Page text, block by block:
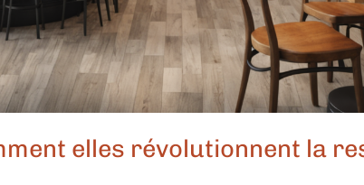
elles révolutionnent la